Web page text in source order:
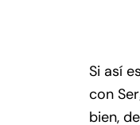
Si así
con
bien,